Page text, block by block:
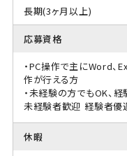
長期(3ヶ月以上)
応募資格
・PC操作で主にWord
作が行える方
・未経験の方でもOK、
未経験者歓迎 経験者優
休暇